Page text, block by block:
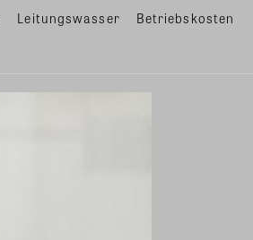
Leitungswasser Betriebskosten